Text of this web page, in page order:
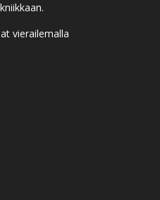
vierailemalla